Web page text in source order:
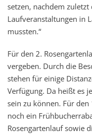
setzen, nachdem
Laufveranstaltungen in
mussten.“
Für den 2.
vergeben. Durch die
stehen für einige
Verfügung. Da heißt es
sein zu können. Für den
noch ein
Rosengartenlauf sowie